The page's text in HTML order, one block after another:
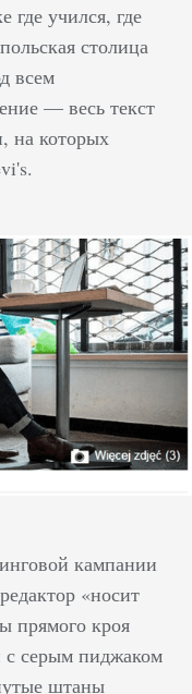
где учился, где
столица
всем
— весь текст
на которых
кампании
«носит
прямого кроя
с серым пиджаком
штаны